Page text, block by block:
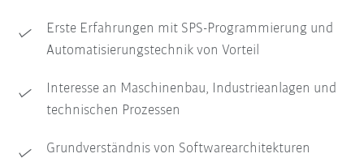
Erste Erfahrungen mit SPS-Programmierung und
Automatisierungstechnik von Vorteil
Interesse an Maschinenbau, Industrieanlagen und
technischen Prozessen
Grundverständnis von Softwarearchitekturen